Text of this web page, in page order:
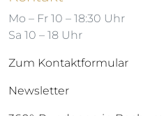
Mo – Fr 10 – 18:30 Uhr
Sa 10 – 18 Uhr
Zum Kontaktformular
Newsletter